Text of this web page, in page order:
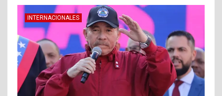
INTERNACIONALES